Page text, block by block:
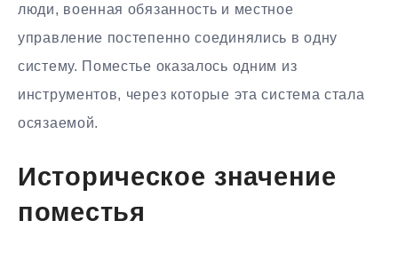
люди, военная обязанность и местное
управление постепенно соединялись в одну
систему. Поместье оказалось одним из
инструментов, через которые эта система стала
осязаемой.
Историческое значение
поместья